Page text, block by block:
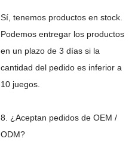
Sí, tenemos productos en stock.
Podemos entregar los productos
en un plazo de 3 días si la
cantidad del pedido es inferior a
10 juegos.
8. ¿Aceptan pedidos de OEM /
ODM?